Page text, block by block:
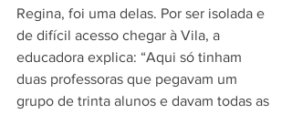
Regina, foi uma delas. Por ser isolada e
de difícil acesso chegar à Vila, a
educadora explica: “Aqui só tinham
duas professoras que pegavam um
grupo de trinta alunos e davam todas as